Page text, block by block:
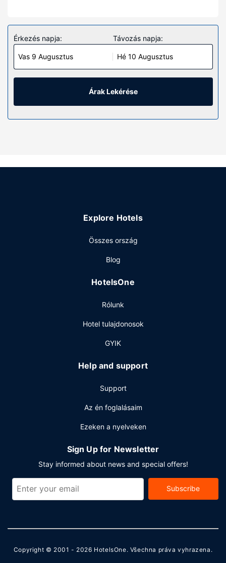
Helyezze magát kényelembe a(z) 3 szoba egyikében,
melyekben mikrohullámú sütők és DVD-lejátszók is
található. Az ágyhoz egyiptomi pamut ágynemű tartozik,
és valamennyi szobában kétszemélyes kanapéágy
található. A vezetékes és vezeték nélküli internetkapcsolat
A szálláshelyen business center,
nyitva tartó recepció is igénybe vehető. A(z) apartman
tárgyalóterem – kínál különböző események
Érkezés napja:
Vas 9 Augusztus
Távozás napja:
Hé 10 Augusztus
Árak Lekérése
Explore Hotels
Összes ország
Blog
HotelsOne
Rólunk
Hotel tulajdonosok
GYIK
Help and support
Support
Az én foglalásaim
Ezeken a nyelveken
Sign Up for Newsletter
Stay informed about news and special offers!
Subscribe
Copyright © 2001 - 2026 HotelsOne. Všechna práva vyhrazena.